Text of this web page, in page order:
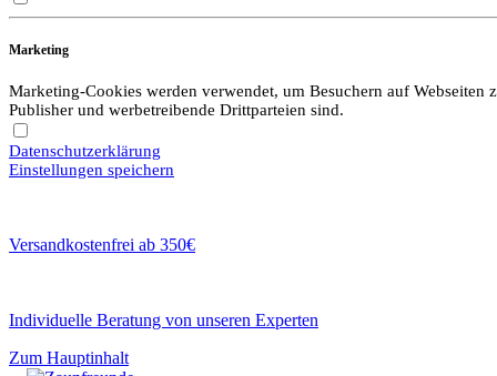
Marketing
Marketing-Cookies werden verwendet, um Besuchern auf
Publisher und werbetreibende Drittparteien sind.
Datenschutzerklärung
Einstellungen speichern
Versandkostenfrei ab 350€
Individuelle Beratung von unseren Experten
Zum Hauptinhalt